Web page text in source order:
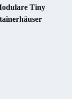
Tiny